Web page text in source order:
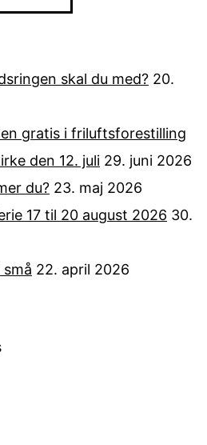
skal du med? 20.
gratis i friluftsforestilling
den 12. juli 29. juni 2026
du? 23. maj 2026
17 til 20 august 2026 30.
22. april 2026